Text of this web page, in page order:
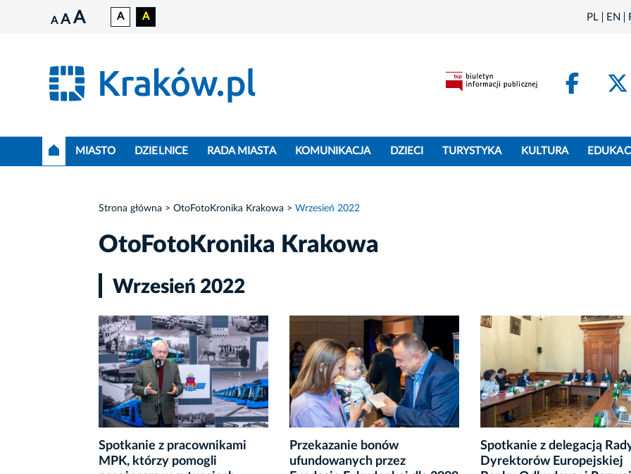
A A A A A PL EN
MIASTO DZIELNICE RADA MIASTA KOMUNIKACJA DZIECI TURYSTYKA KULTURA
Strona główna OtoFotoKronika Krakowa Wrzesień 2022
OtoFotoKronika Krakowa
Wrzesień 2022
Spotkanie z pracownikami
MPK, którzy pomogli
Przekazanie bonów
ufundowanych przez
Spotkanie z delegacją
Dyrektorów Europejskiej